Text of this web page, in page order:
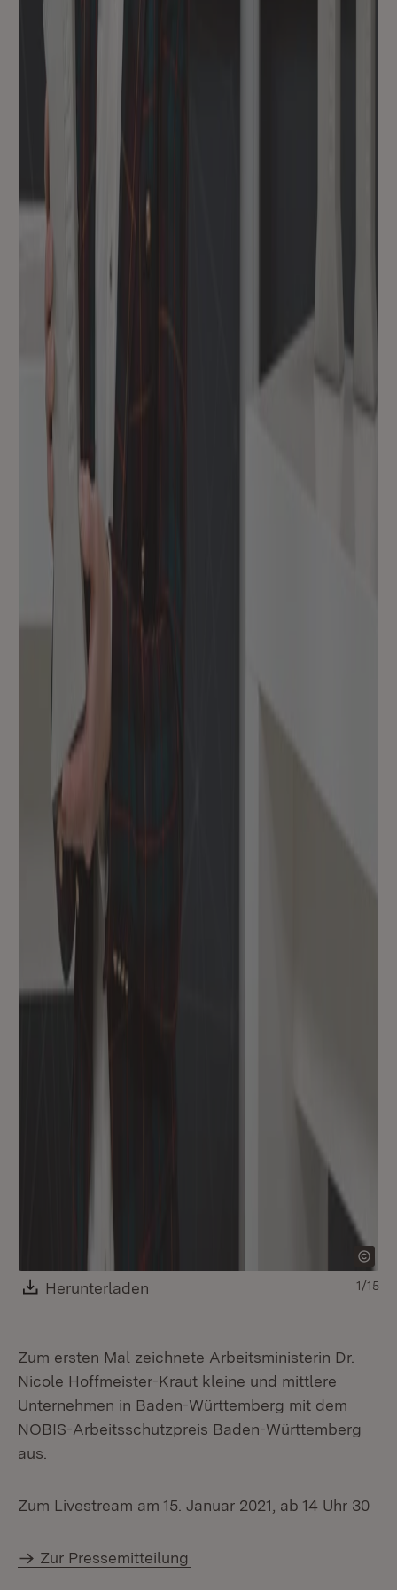
Download:
Herunterladen 1/15
Zum ersten Mal zeichnete Arbeitsministerin Dr.
Nicole Hoffmeister-Kraut kleine und mittlere
Unternehmen in Baden-Württemberg mit dem
NOBIS-Arbeitsschutzpreis Baden-Württemberg
aus.
Zum Livestream am 15. Januar 2021, ab 14 Uhr 30
Zur Pressemitteilung